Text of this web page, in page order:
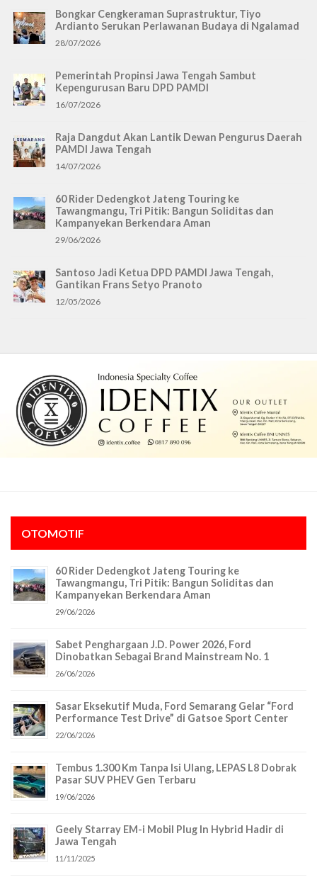
Bongkar Cengkeraman Suprastruktur, Tiyo
Ardianto Serukan Perlawanan Budaya di Ngalamad
28/07/2026
Pemerintah Propinsi Jawa Tengah Sambut
Kepengurusan Baru DPD PAMDI
16/07/2026
Raja Dangdut Akan Lantik Dewan Pengurus Daerah
PAMDI Jawa Tengah
14/07/2026
60 Rider Dedengkot Jateng Touring ke
Tawangmangu, Tri Pitik: Bangun Soliditas dan
Kampanyekan Berkendara Aman
29/06/2026
Santoso Jadi Ketua DPD PAMDI Jawa Tengah,
Gantikan Frans Setyo Pranoto
12/05/2026
OTOMOTIF
60 Rider Dedengkot Jateng Touring ke
Tawangmangu, Tri Pitik: Bangun Soliditas dan
Kampanyekan Berkendara Aman
29/06/2026
Sabet Penghargaan J.D. Power 2026, Ford
Dinobatkan Sebagai Brand Mainstream No. 1
26/06/2026
Sasar Eksekutif Muda, Ford Semarang Gelar “Ford
Performance Test Drive” di Gatsoe Sport Center
22/06/2026
Tembus 1.300 Km Tanpa Isi Ulang, LEPAS L8 Dobrak
Pasar SUV PHEV Gen Terbaru
19/06/2026
Geely Starray EM-i Mobil Plug In Hybrid Hadir di
Jawa Tengah
11/11/2025